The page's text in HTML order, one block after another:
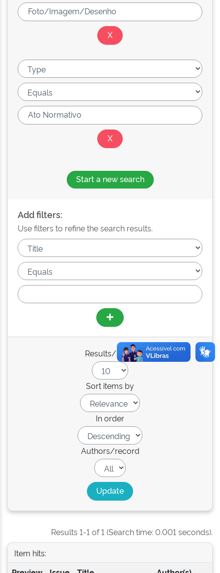
Start a new search
Add filters:
Use filters to refine the search results.
Results/Page
Sort items by
In order
Authors/record
Results 1-1 of 1 (Search time: 0.001 seconds).
Item hits: